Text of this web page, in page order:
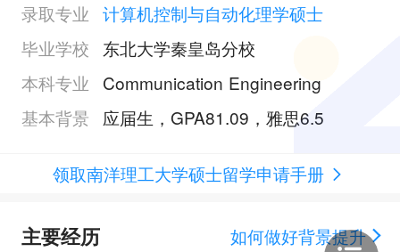
录取专业 计算机控制与自动化理学硕士
毕业学校
东北大学秦皇岛分校
本科专业
Communication Engineering
基本背景
应届生，GPA81.09，雅思6.5
领取南洋理工大学硕士留学申请手册
主要经历
如何做好背景提升